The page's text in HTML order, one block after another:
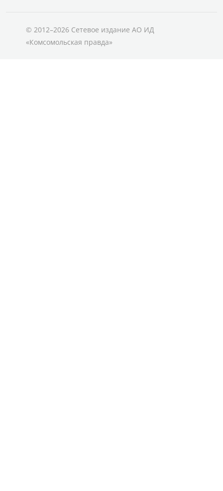
© 2012–2026 Сетевое издание АО ИД
«Комсомольская правда»